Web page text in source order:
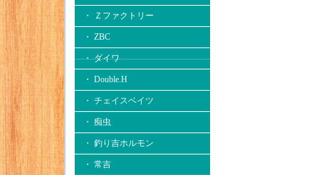
・ Ｚファクトリー
・ ZBC
・ ダイワ
・ Double.H
・ チェイスベイツ
・ 痴虫
・ 釣り吉ホルモン
・ 常吉